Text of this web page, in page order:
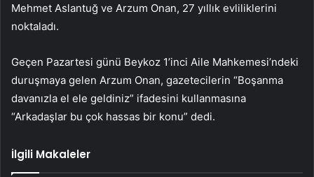
Mehmet Aslantuğ ve Arzum Onan, 27 yıllık evliliklerini
noktaladı.
Geçen Pazartesi günü Beykoz 1’inci Aile Mahkemesi’ndeki
duruşmaya gelen Arzum Onan, gazetecilerin “Boşanma
davanızla el ele geldiniz” ifadesini kullanmasına
“Arkadaşlar bu çok hassas bir konu” dedi.
İlgili Makaleler